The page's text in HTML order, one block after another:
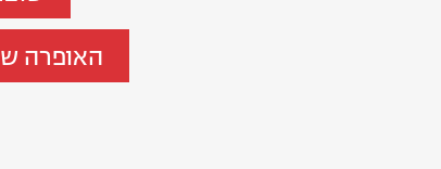
האופרה